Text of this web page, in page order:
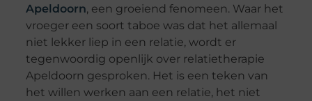
Apeldoorn, een groeiend fenomeen. Waar het
vroeger een soort taboe was dat het allemaal
niet lekker liep in een relatie, wordt er
tegenwoordig openlijk over relatietherapie
Apeldoorn gesproken. Het is een teken van
het willen werken aan een relatie, het niet